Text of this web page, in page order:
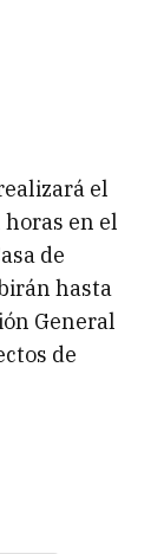
el
en el
de
hasta
General
de